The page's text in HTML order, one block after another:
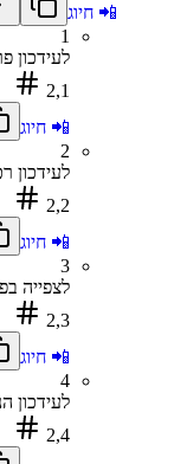
📲 חיוג
1
לעידכון
2,1
📲 חיוג
2
לעידכון
2,2
📲 חיוג
3
לצפייה
2,3
📲 חיוג
4
לעידכון
2,4